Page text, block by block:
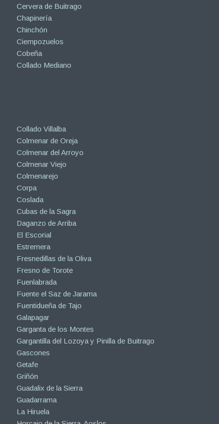
Cervera de Buitrago
Chapinería
Chinchón
Ciempozuelos
Cobeña
Collado Mediano
Collado Villalba
Colmenar de Oreja
Colmenar del Arroyo
Colmenar Viejo
Colmenarejo
Corpa
Coslada
Cubas de la Sagra
Daganzo de Arriba
El Escorial
Estremera
Fresnedillas de la Oliva
Fresno de Torote
Fuenlabrada
Fuente el Saz de Jarama
Fuentidueña de Tajo
Galapagar
Garganta de los Montes
Gargantilla del Lozoya y Pinilla de Buitrago
Gascones
Getafe
Griñón
Guadalix de la Sierra
Guadarrama
La Hiruela